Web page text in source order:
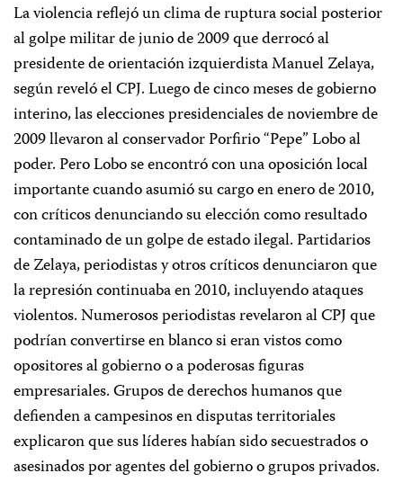
La violencia reflejó un clima de ruptura social posterior
al golpe militar de junio de 2009 que derrocó al
presidente de orientación izquierdista Manuel Zelaya,
según reveló el CPJ. Luego de cinco meses de gobierno
interino, las elecciones presidenciales de noviembre de
2009 llevaron al conservador Porfirio “Pepe” Lobo al
poder. Pero Lobo se encontró con una oposición local
importante cuando asumió su cargo en enero de 2010,
con críticos denunciando su elección como resultado
contaminado de un golpe de estado ilegal. Partidarios
de Zelaya, periodistas y otros críticos denunciaron que
la represión continuaba en 2010, incluyendo ataques
violentos. Numerosos periodistas revelaron al CPJ que
podrían convertirse en blanco si eran vistos como
opositores al gobierno o a poderosas figuras
empresariales. Grupos de derechos humanos que
defienden a campesinos en disputas territoriales
explicaron que sus líderes habían sido secuestrados o
asesinados por agentes del gobierno o grupos privados.